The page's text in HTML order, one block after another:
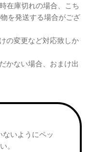
在庫切れの場合、こち
を発送する場合がござ
の変更など対応致しか
かない場合、おまけ出
いようにペッ
。